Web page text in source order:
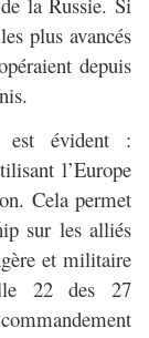
plus avancés
depuis
est évident :
l’Europe
Cela permet
sur les alliés
et militaire
22 des 27